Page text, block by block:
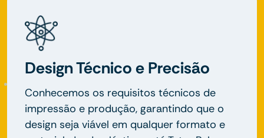
Design Técnico e Precisão
Conhecemos os requisitos técnicos de
impressão e produção, garantindo que o
design seja viável em qualquer formato e